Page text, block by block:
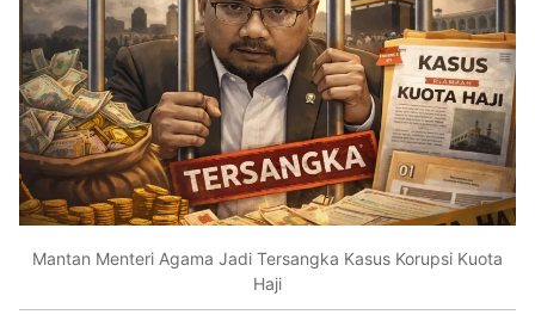
Mantan Menteri Agama Jadi Tersangka Kasus Korupsi Kuota
Haji